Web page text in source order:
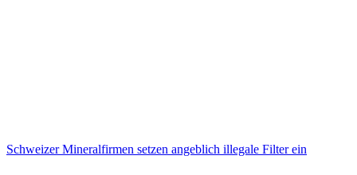
Schweizer Mineralfirmen setzen angeblich illegale Filter ein